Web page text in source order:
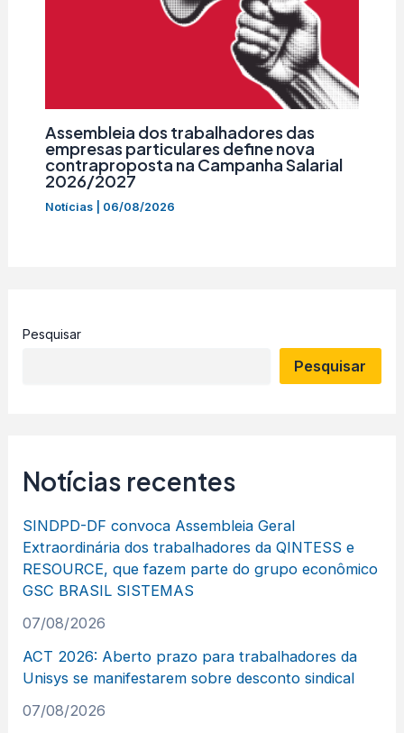
Assembleia dos trabalhadores das
empresas particulares define nova
contraproposta na Campanha Salarial
2026/2027
Notícias| 06/08/2026
Pesquisar
Pesquisar
Notícias recentes
SINDPD-DF convoca Assembleia Geral
Extraordinária dos trabalhadores da QINTESS e
RESOURCE, que fazem parte do grupo econômico
GSC BRASIL SISTEMAS
07/08/2026
ACT 2026: Aberto prazo para trabalhadores da
Unisys se manifestarem sobre desconto sindical
07/08/2026